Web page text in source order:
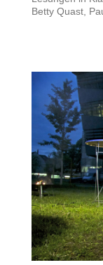
Betty Quast,